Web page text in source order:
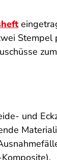
und